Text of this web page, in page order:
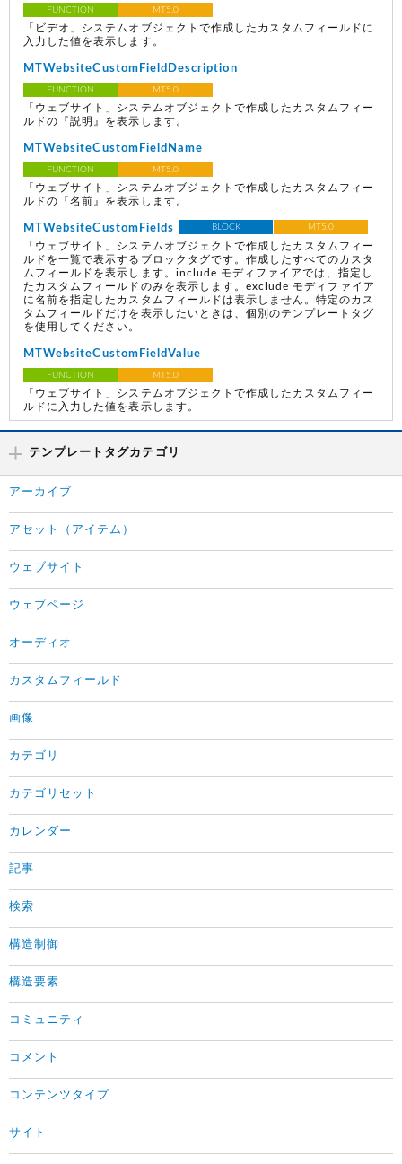
FUNCTION MT5.0
「ビデオ」システムオブジェクトで作成したカスタムフィールドに
入力した値を表示します。
MTWebsiteCustomFieldDescription
FUNCTION MT5.0
「ウェブサイト」システムオブジェクトで作成したカスタムフィー
ルドの『説明』を表示します。
MTWebsiteCustomFieldName
FUNCTION MT5.0
「ウェブサイト」システムオブジェクトで作成したカスタムフィー
ルドの『名前』を表示します。
MTWebsiteCustomFields BLOCK MT5.0
「ウェブサイト」システムオブジェクトで作成したカスタムフィー
ルドを一覧で表示するブロックタグです。作成したすべてのカスタ
ムフィールドを表示します。include モディファイアでは、指定し
たカスタムフィールドのみを表示します。exclude モディファイア
に名前を指定したカスタムフィールドは表示しません。特定のカス
タムフィールドだけを表示したいときは、個別のテンプレートタグ
を使用してください。
MTWebsiteCustomFieldValue
FUNCTION MT5.0
「ウェブサイト」システムオブジェクトで作成したカスタムフィー
ルドに入力した値を表示します。
テンプレートタグカテゴリ
アーカイブ
アセット（アイテム）
ウェブサイト
ウェブページ
オーディオ
カスタムフィールド
画像
カテゴリ
カテゴリセット
カレンダー
記事
検索
構造制御
構造要素
コミュニティ
コメント
コンテンツタイプ
サイト